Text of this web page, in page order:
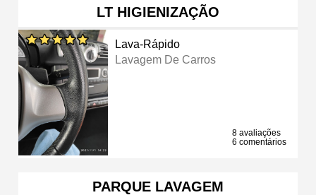
LT HIGIENIZAÇÃO
Lava-Rápido
Lavagem De Carros
8 avaliações
6 comentários
PARQUE LAVAGEM